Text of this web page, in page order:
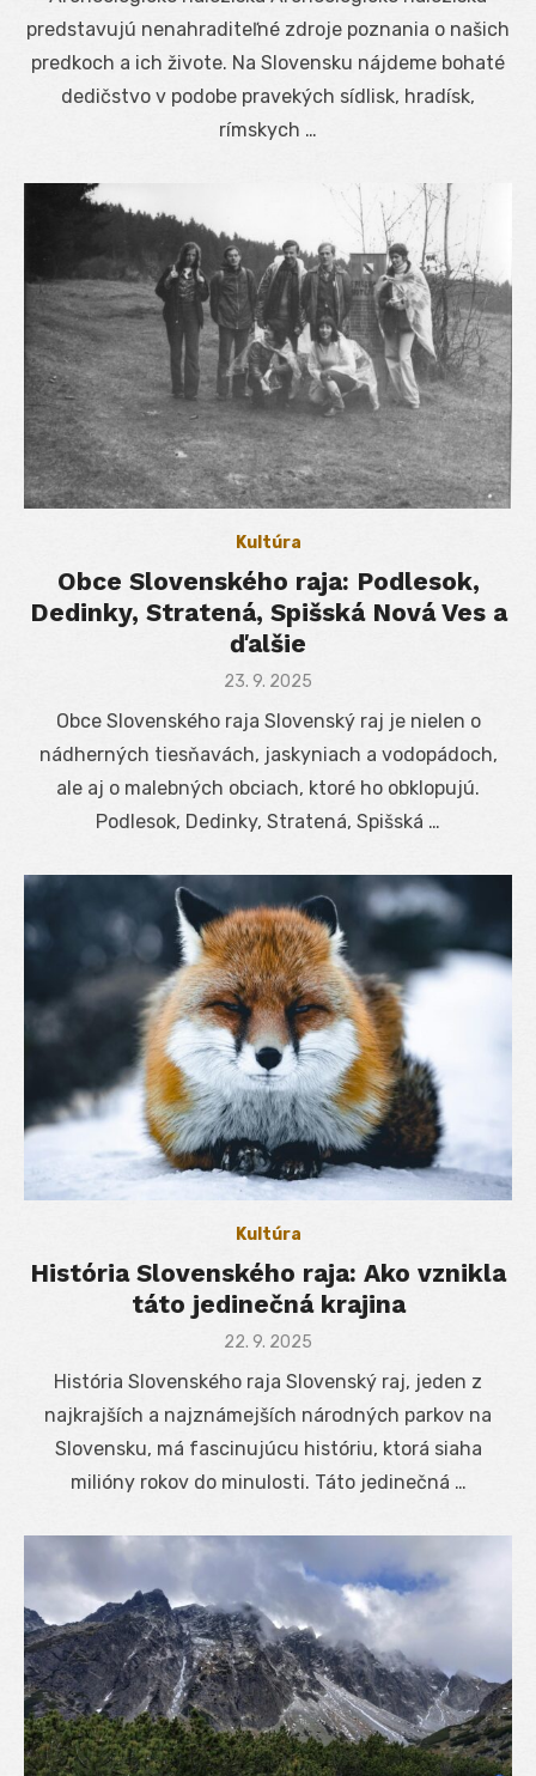
predstavujú nenahraditeľné zdroje poznania o našich
predkoch a ich živote. Na Slovensku nájdeme bohaté
dedičstvo v podobe pravekých sídlisk, hradísk,
rímskych …
Kultúra
Obce Slovenského raja: Podlesok,
Dedinky, Stratená, Spišská Nová Ves a
ďalšie
Posted
23. 9. 2025
Obce Slovenského raja Slovenský raj je nielen o
nádherných tiesňavách, jaskyniach a vodopádoch,
ale aj o malebných obciach, ktoré ho obklopujú.
Podlesok, Dedinky, Stratená, Spišská …
Kultúra
História Slovenského raja: Ako vznikla
táto jedinečná krajina
Posted
22. 9. 2025
História Slovenského raja Slovenský raj, jeden z
najkrajších a najznámejších národných parkov na
Slovensku, má fascinujúcu históriu, ktorá siaha
milióny rokov do minulosti. Táto jedinečná …